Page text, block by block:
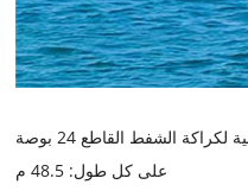
على كل طول: 48.5 م